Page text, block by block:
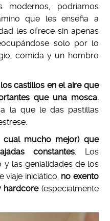
modernos, podríamos
que les enseña a
les ofrece sin apenas
solo por lo
comida y un hombro
castillos en el aire que
que una mosca.
la que le das pastillas
mucho mejor) que
constantes. Los
las genialidades de los
viaje iniciático, no exento
hardcore(especialmente